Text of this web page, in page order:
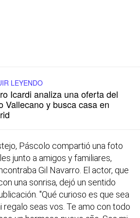
LEYENDO
Icardi analiza una oferta del
Vallecano y busca casa en
Páscolo compartió una foto
junto a amigos y familiares,
Gil Navarro. El actor, que
una sonrisa, dejó un sentido
"Qué curioso es que sea
regalo seas vos. Te amo con todo